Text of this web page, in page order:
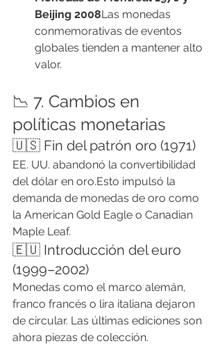
Beijing 2008Las monedas
conmemorativas de eventos
globales tienden a mantener alto
valor.
📉 7. Cambios en
políticas monetarias
🇺🇸 Fin del patrón oro (1971)
EE. UU. abandonó la convertibilidad
del dólar en oro.Esto impulsó la
demanda de monedas de oro como
la American Gold Eagle o Canadian
Maple Leaf.
🇪🇺 Introducción del euro
(1999–2002)
Monedas como el marco alemán,
franco francés o lira italiana dejaron
de circular. Las últimas ediciones son
ahora piezas de colección.